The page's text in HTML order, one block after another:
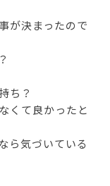
が決まったので
ち？
くて良かったと
ら気づいている